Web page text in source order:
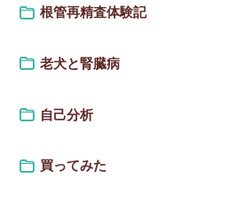
根管再精査体験記
老犬と腎臓病
自己分析
買ってみた